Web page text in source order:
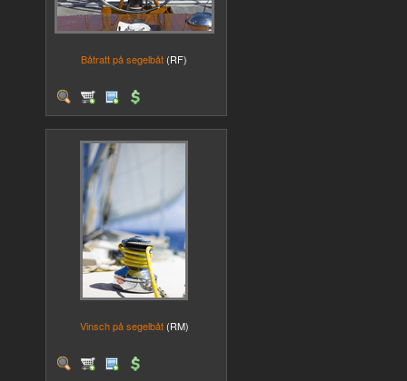
Båtratt på segelbåt (RF)
Vinsch på segelbåt (RM)